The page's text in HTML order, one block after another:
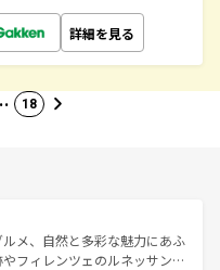
詳細を見る
18
メ、自然と多彩な魅力にあふ
フィレンツェのルネッサンス